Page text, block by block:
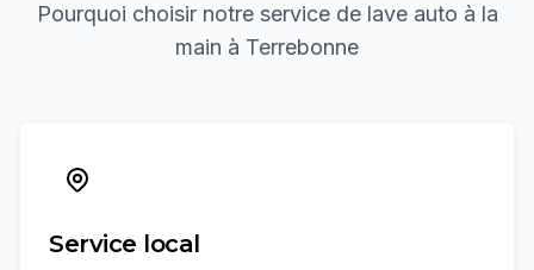
Pourquoi choisir notre service de lave auto à la
main à Terrebonne
Service local